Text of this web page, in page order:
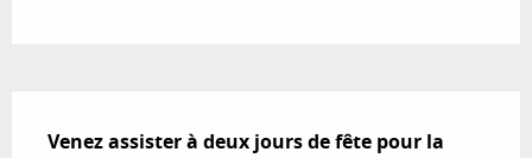
Venez assister à deux jours de fête pour la